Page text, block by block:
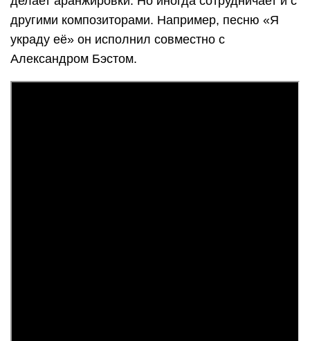
другими композиторами. Например, песню «Я
украду её» он исполнил совместно с
Александром Бэстом.